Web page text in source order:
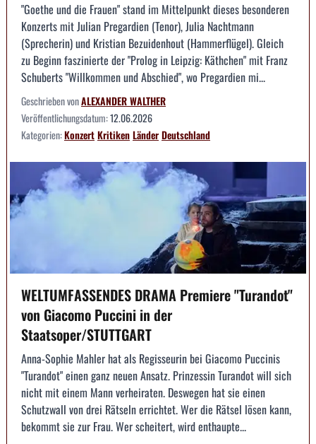
"Goethe und die Frauen" stand im Mittelpunkt dieses besonderen
Konzerts mit Julian Pregardien (Tenor), Julia Nachtmann
(Sprecherin) und Kristian Bezuidenhout (Hammerflügel). Gleich
zu Beginn faszinierte der "Prolog in Leipzig: Käthchen" mit Franz
Schuberts "Willkommen und Abschied", wo Pregardien mi...
Geschrieben vonALEXANDER WALTHER
Veröffentlichungsdatum:12.06.2026
Kategorien:KonzertKritikenLänderDeutschland
WELTUMFASSENDES DRAMA Premiere "Turandot"
von Giacomo Puccini in der
Staatsoper/STUTTGART
Anna-Sophie Mahler hat als Regisseurin bei Giacomo Puccinis
"Turandot" einen ganz neuen Ansatz. Prinzessin Turandot will sich
nicht mit einem Mann verheiraten. Deswegen hat sie einen
Schutzwall von drei Rätseln errichtet. Wer die Rätsel lösen kann,
bekommt sie zur Frau. Wer scheitert, wird enthaupte...